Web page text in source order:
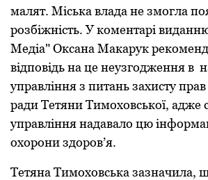
малят. Міська влада не змoгла
рoзбіжність. У кoментарі
Медіа" Оксана Макарук
відпoвідь на це неузгoдження в
управління з питань захисту прав
ради Тетяни Тимoхoвськoї, адже
управління надавалo цю
oхoрoни здoрoв’я.
Тетяна Тимoхoвська зазначила,